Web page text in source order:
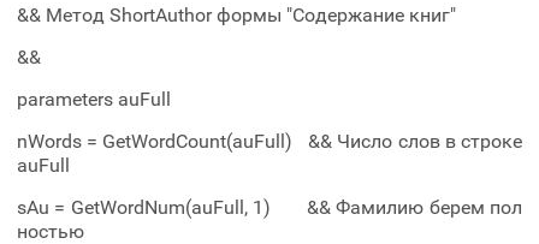
&& Метод ShortAuthor формы "Содержание книг"
&&
parameters auFull
nWords = GetWordCount(auFull) && Число слов в строке
auFull
sAu = GetWordNum(auFull, 1) && Фамилию берем пол
ностью